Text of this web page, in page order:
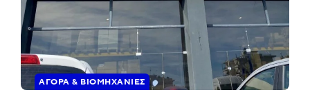
ΑΓΟΡΆ & ΒΙΟΜΗΧΑΝΊΕΣ